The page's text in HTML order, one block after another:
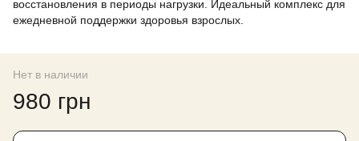
восстановления в периоды нагрузки. Идеальный комплекс для
ежедневной поддержки здоровья взрослых.
Нет в наличии
980 грн